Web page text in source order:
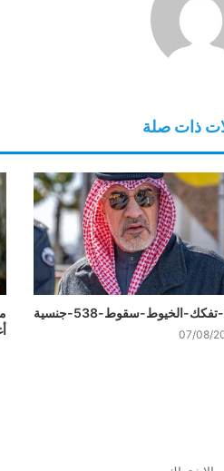
ذات صلة
تفكك-الخيوط-سقوط-538-جنسية
07/08/